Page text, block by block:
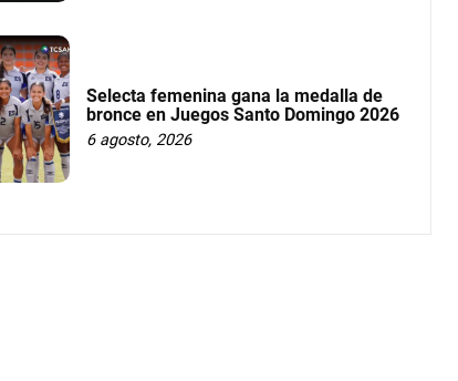
Selecta femenina gana la medalla de
bronce en Juegos Santo Domingo 2026
6 agosto, 2026